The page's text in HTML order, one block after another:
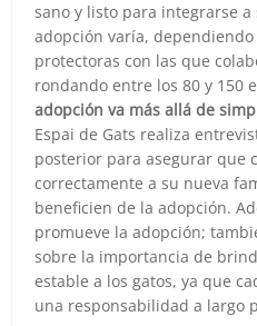
sano y listo para integrarse a
adopción varía,
protectoras con las que
rondando entre los 80 y 150
adopción va más allá de
Espai de Gats realiza
posterior para asegurar que
correctamente a su nueva
beneficien de la adopción.
promueve la adopción;
sobre la importancia de
estable a los gatos, ya que
una responsabilidad a largo